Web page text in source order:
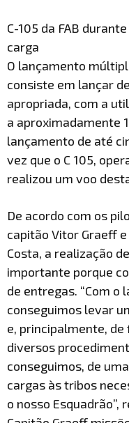
C-105 da FAB
carga
O lançamento
consiste em lançar
apropriada, com a
a aproximadamente
lançamento de até
vez que o C 105,
realizou um voo
De acordo com os
capitão Vitor Graeff
Costa, a realização
importante porque
de entregas. “Com
conseguimos levar
e, principalmente,
diversos
conseguimos, de
cargas às tribos
o nosso Esquadrão”,